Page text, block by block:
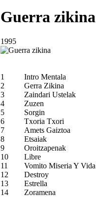
Guerra zikina
1995
1
Intro Mentala
2
Gerra Zikina
3
Zaindari Ustelak
4
Zuzen
5
Sorgin
6
Txoria Txori
7
Amets Gaiztoa
8
Etsaiak
9
Oroitzapenak
10
Libre
11
Vomito Miseria Y Vida
12
Destroy
13
Estrella
14
Zoramena